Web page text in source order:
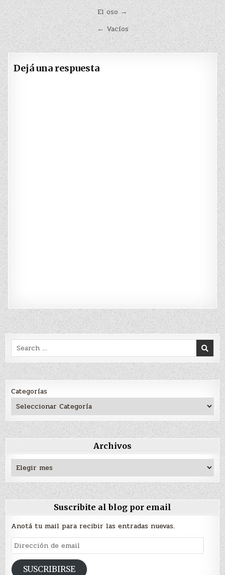
Navegación
de
entradas
El oso →
← Vacíos
Dejá una respuesta
Search
for:
Categorías
Archivos
Archivos
Suscribite al blog por email
Anotá tu mail para recibir las entradas nuevas.
Dirección
de
emailSUSCRIBIRSE